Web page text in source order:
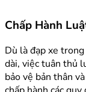
Chấp Hành
Dù là đạp xe
dài, việc tuân thủ
bảo vệ bản thân